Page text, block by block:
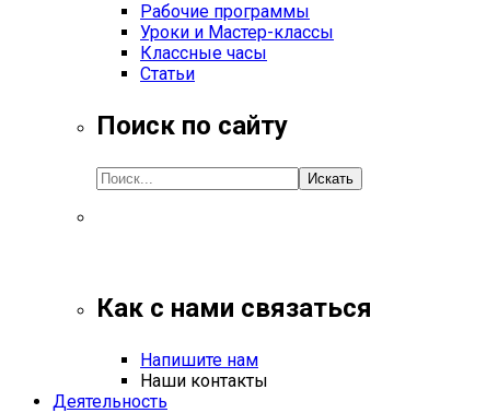
Рабочие программы
Уроки и Мастер-классы
Классные часы
Статьи
Поиск по сайту
Искать
Как с нами связаться
Напишите нам
Наши контакты
Деятельность